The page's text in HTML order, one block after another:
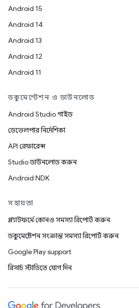
Android 15
Android 14
Android 13
Android 12
Android 11
ডকুমেন্টেশন ও ডাউনলোড
Android Studio গাইড
ডেভেলপার নির্দেশিকা
API রেফারেন্স
Studio ডাউনলোড করুন
Android NDK
সহায়তা
প্ল্যাটফর্মে কোনও সমস্যা রিপোর্ট করুন
ডকুমেন্টেশন সংক্রান্ত সমস্যা রিপোর্ট করুন
Google Play support
রিসার্চ স্টাডিতে যোগ দিন